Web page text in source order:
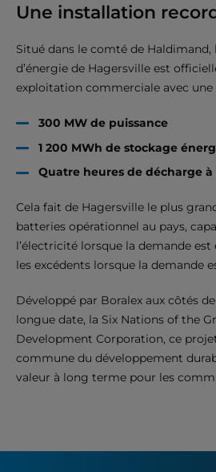
Une installation
Situé dans le comté de
d’énergie de Hagersville est
exploitation commerciale avec une
300 MW de puissance
1 200 MWh de stockage
Quatre heures de décharge
Cela fait de Hagersville le plus
batteries opérationnel au pays,
l’électricité lorsque la demande est
les excédents lorsque la demande
Développé par Boralex aux côtés
longue date, la Six Nations of the
Development Corporation, ce
commune du développement
valeur à long terme pour les